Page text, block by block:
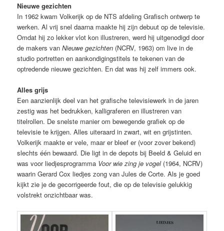
Nieuwe gezichten
In 1962 kwam Volkerijk op de NTS afdeling Grafisch ontwerp te
werken. Al vrij snel daarna maakte hij zijn debuut op de televisie.
Omdat hij zo lekker vlot kon illustreren, werd hij uitgenodigd door
de makers vanNieuwe gezichten (NCRV, 1963) om live in de
studio portretten en aankondigingstitels te tekenen van de
optredende nieuwe gezichten. En dat was hij zelf immers ook.
Alles grijs
Een aanzienlijk deel van het grafische televisiewerk in de jaren
zestig was het bedrukken, kalligraferen en illustreren van
titelrollen. De snelste manier om bewegende grafiek op de
televisie te krijgen. Alles uiteraard in zwart, wit en grijstinten.
Volkerijk maakte er vele, maar er bleef er (voor zover bekend)
slechts één bewaard. Die ligt in de depots bij Beeld & Geluid en
was voor liedjesprogramma Voor wie zing je vogel(1964, NCRV)
waarin Gerard Cox liedjes zong van Jules de Corte. Als je goed
kijkt zie je de gecorrigeerde fout, die op de televisie gelukkig
volstrekt onzichtbaar was.